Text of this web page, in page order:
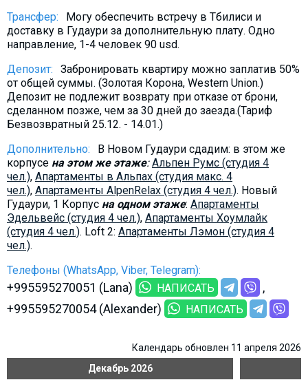
Трансфер:
Могу обеспечить встречу в Тбилиси и
доставку в Гудаури за дополнительную плату. Oдно
направление, 1-4 человек 90 usd.
Депозит:
Забронировать квартиру можно заплатив 50%
от общей суммы. (Золотая Корона, Western Union.)
Депозит не подлежит возврату при отказе от брони,
сделанном позже, чем за 30 дней до заезда.(Тариф
Безвозвратный 25.12. - 14.01.)
Дополнительно:
В Новом Гудаури сдадим: в этом же
корпусе на этом же этаже: Альпен Румс (студия 4
чел.), Aпартаменты в Альпах (студия макс. 4
чел.), Aпартаменты AlpenRelax (студия 4 чел.). Новый
Гудаури, 1 Корпус на одном этаже: Апартаменты
Эдельвейс (студия 4 чел.), Aпартаменты Хоумлайк
(студия 4 чел.). Loft 2: Aпартаменты Лэмон (студия 4
чел.).
Телефоны (WhatsApp, Viber, Telegram):
+995595270051 (Lana) НАПИСАТЬ
+995595270054 (Alexander) НАПИСАТЬ
Календарь обновлен 11 апреля 2026
Декабрь 2026